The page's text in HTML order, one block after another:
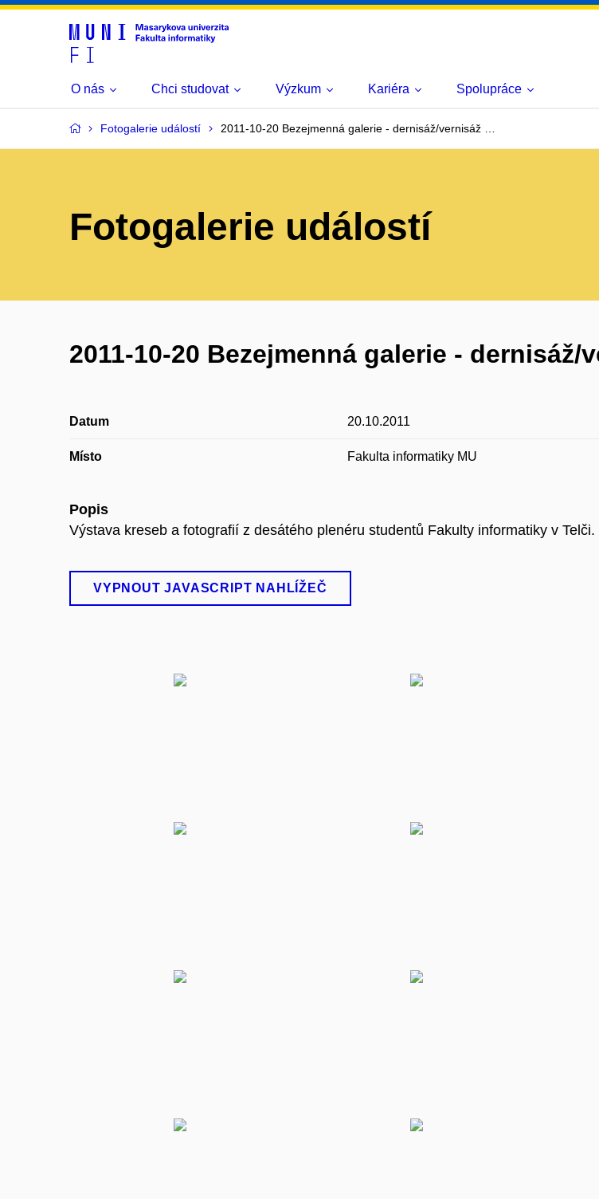
O nás Chci studovat Výzkum Kariéra Spolupráce
Fotogalerie událostí 2011-10-20 Bezejmenná galerie - dernisáž/vernisáž …
Fotogalerie událostí
2011-10-20 Bezejmenná galerie - dernisáž/
Datum 20.10.2011
Místo Fakulta informatiky MU
Popis
Výstava kreseb a fotografií z desátého plenéru studentů Fakulty informatiky v
VYPNOUT JAVASCRIPT NAHLÍŽEČ